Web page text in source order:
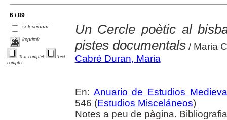
6 / 89
seleccionar
imprimir
Text complet
Text
complet
Un Cercle poètic al
pistes documentals/ Maria
Cabré Duran, Maria
En: Anuario de Estudios
546 (Estudios Misceláneos)
Notes a peu de pàgina.